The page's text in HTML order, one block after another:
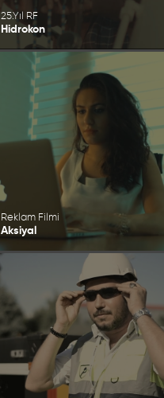
25.Yıl RF
Hidrokon
Reklam Filmi
Aksiyal